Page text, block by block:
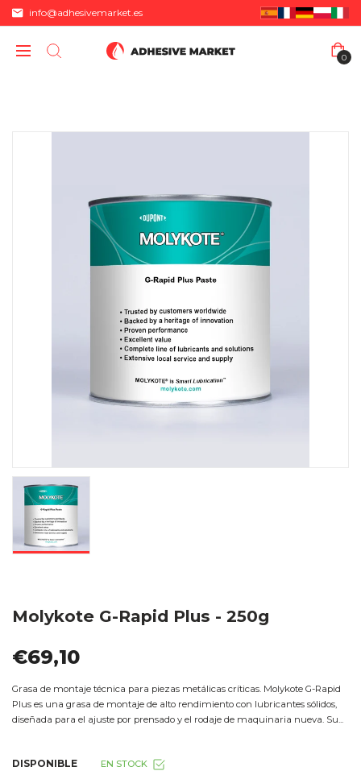
info@adhesivemarket.es
0
Molykote G-Rapid Plus - 250g
€69,10
Grasa de montaje técnica para piezas metálicas críticas. Molykote G-Rapid
Plus es una grasa de montaje de alto rendimiento con lubricantes sólidos,
diseñada para el ajuste por prensado y el rodaje de maquinaria nueva. Su...
DISPONIBLE EN STOCK